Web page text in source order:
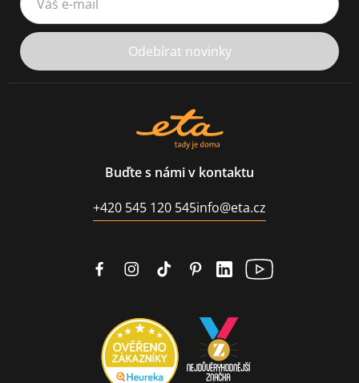
Odebírat novinky
Buďte s námi v kontaktu
+420 545 120 545info@eta.cz